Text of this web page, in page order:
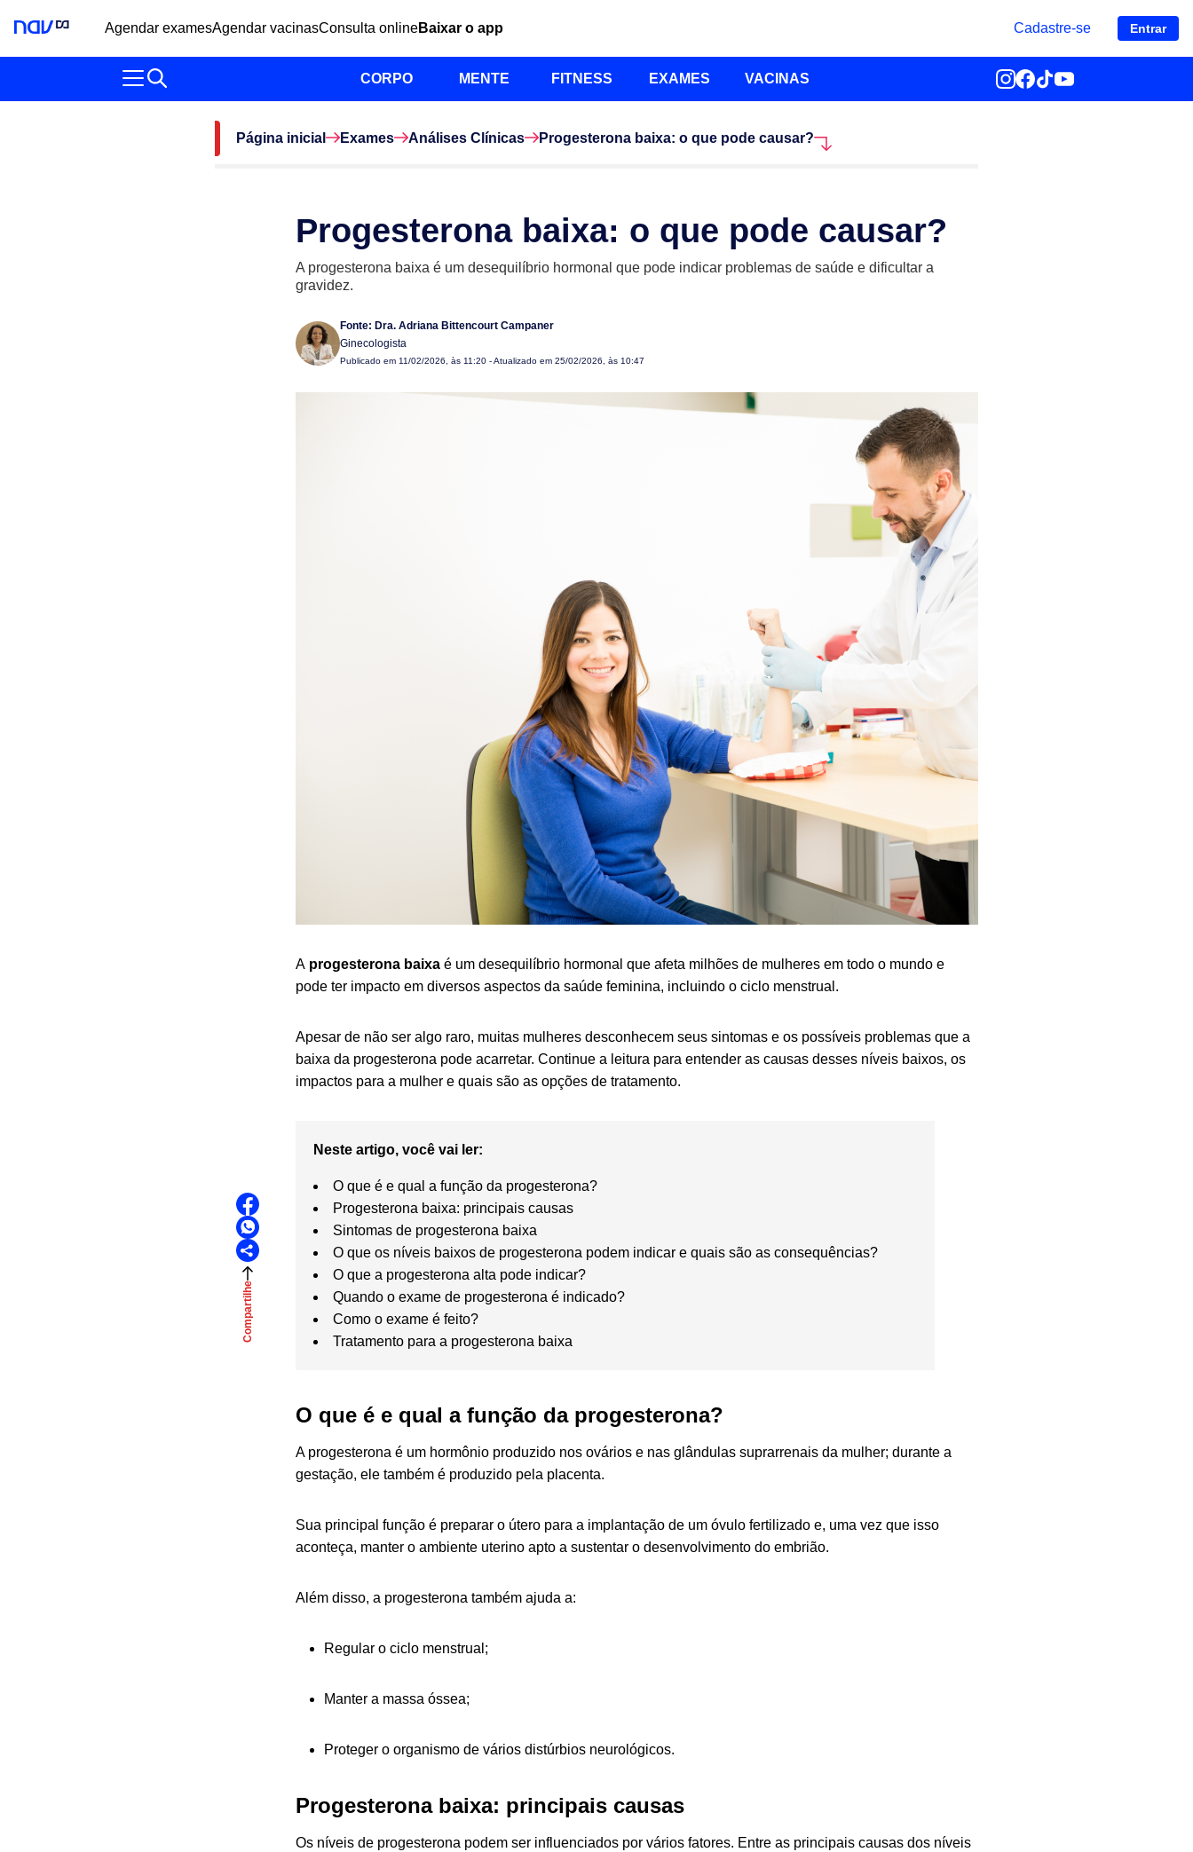
Agendar examesAgendar vacinasConsulta onlineBaixar o app Cadastre-se Entrar
CORPO MENTE FITNESS EXAMES VACINAS
Página inicial Exames Análises Clínicas Progesterona baixa: o que pode causar?
Compartilhe
Progesterona baixa: o que pode causar?
A progesterona baixa é um desequilíbrio hormonal que pode indicar problemas de saúde e dificultar a
gravidez.
Fonte: Dra. Adriana Bittencourt Campaner
Ginecologista
Publicado em 11/02/2026, às 11:20 - Atualizado em 25/02/2026, às 10:47
A progesterona baixaé um desequilíbrio hormonal que afeta milhões de mulheres em todo o mundo e
pode ter impacto em diversos aspectos da saúde feminina, incluindo o ciclo menstrual.
Apesar de não ser algo raro, muitas mulheres desconhecem seus sintomas e os possíveis problemas que a
baixa da progesterona pode acarretar. Continue a leitura para entender as causas desses níveis baixos, os
impactos para a mulher e quais são as opções de tratamento.
Neste artigo, você vai ler:
O que é e qual a função da progesterona?
Progesterona baixa: principais causas
Sintomas de progesterona baixa
O que os níveis baixos de progesterona podem indicar e quais são as consequências?
O que a progesterona alta pode indicar?
Quando o exame de progesterona é indicado?
Como o exame é feito?
Tratamento para a progesterona baixa
O que é e qual a função da progesterona?
A progesterona é um hormônio produzido nos ovários e nas glândulas suprarrenais da mulher; durante a
gestação, ele também é produzido pela placenta.
Sua principal função é preparar o útero para a implantação de um óvulo fertilizado e, uma vez que isso
aconteça, manter o ambiente uterino apto a sustentar o desenvolvimento do embrião.
Além disso, a progesterona também ajuda a:
Regular o ciclo menstrual;
Manter a massa óssea;
Proteger o organismo de vários distúrbios neurológicos.
Progesterona baixa: principais causas
Os níveis de progesterona podem ser influenciados por vários fatores. Entre as principais causas dos níveis